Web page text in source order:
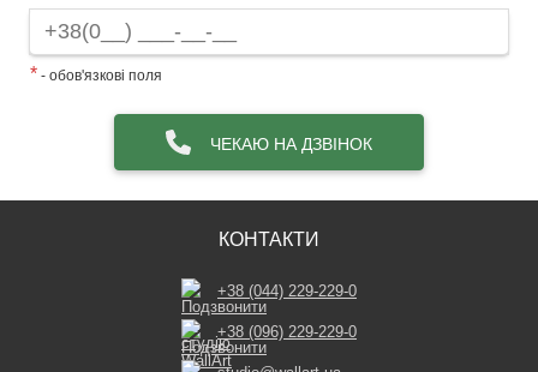
* - обов'язкові поля
ЧЕКАЮ НА ДЗВІНОК
КОНТАКТИ
+38 (044) 229-229-0
+38 (096) 229-229-0